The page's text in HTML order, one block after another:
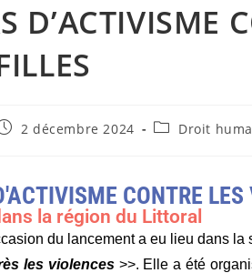
D’ACTIVISME
2 décembre 2024 Droit
CONTRE
la région du Littoral
du lancement a eu lieu dans
les violences >>. Elle a été